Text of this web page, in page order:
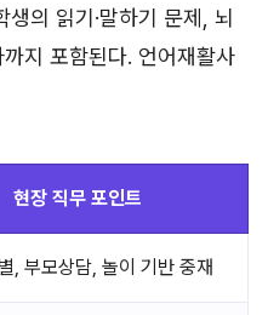
의 읽기·말하기 문제, 뇌
지 포함된다. 언어재활사
현장 직무 포인트
, 부모상담, 놀이 기반 중재